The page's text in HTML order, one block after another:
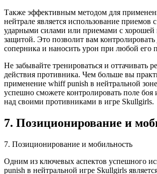
Также эффективным методом для
нейтрале является использование приемов
ударными силами или приемами с хорошей
защитой. Это позволит вам
соперника и наносить урон при любой его
Не забывайте тренироваться и оттачивать
действия противника. Чем больше вы
применение whiff punish в нейтральной
успешно сможете контролировать поле боя
над своими противниками в игре Skullgirls.
7. Позиционирование и
7. Позиционирование и мобильность
Одним из ключевых аспектов успешного
punish в нейтральной игре Skullgirls